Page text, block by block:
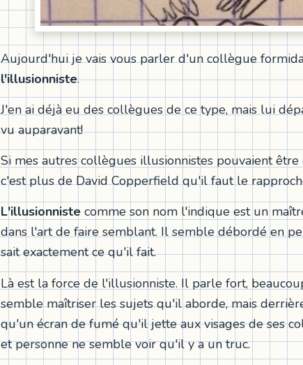
Aujourd'hui je vais vous parler d'un collègue
l'illusionniste.
J'en ai déjà eu des collègues de ce type, mais lui
vu auparavant!
Si mes autres collègues illusionnistes pouvaient être
c'est plus de David Copperfield qu'il faut le
L'illusionniste comme son nom l'indique est un
dans l'art de faire semblant. Il semble débordé en
sait exactement ce qu'il fait.
Là est la force de l'illusionniste. Il parle fort,
semble maîtriser les sujets qu'il aborde, mais
qu'un écran de fumé qu'il jette aux visages de ses
et personne ne semble voir qu'il y a un truc.